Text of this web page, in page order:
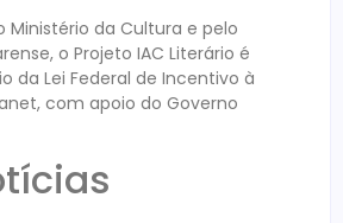
Ministério da Cultura e pelo
o Projeto IAC Literário é
da Lei Federal de Incentivo à
com apoio do Governo